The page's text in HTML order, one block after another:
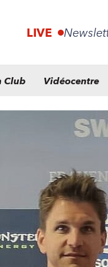
LIVE
Club Vidéocentre